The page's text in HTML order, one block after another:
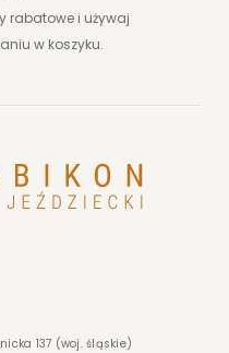
rabatowe i używaj
w koszyku.
137 (woj. śląskie)